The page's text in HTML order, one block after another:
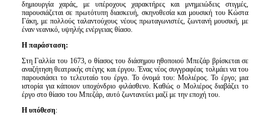
δημιουργία χαράς, με υπέροχους χαρακτήρες και μνημειώδεις στιγμές,
παρουσιάζεται σε πρωτότυπη διασκευή, σκηνοθεσία και μουσική του Κώστα
Γάκη, με πολλούς ταλαντούχους νέους πρωταγωνιστές, ζωντανή μουσική, με
έναν νεανικό, υψηλής ενέργειας θίασο.
Η παράσταση:
Στη Γαλλία του 1673, ο θίασος του διάσημου ηθοποιού Μπεζάρ βρίσκεται σε
αναζήτηση θεατρικής στέγης και έργου. Ένας νέος συγγραφέας τολμάει να του
παρουσιάσει το τελευταίο του έργο. Το όνομά του: Μολιέρος. Το έργο; μια
ιστορία για κάποιον υποχόνδριο φιλάσθενο. Καθώς ο Μολιέρος διαβάζει το
έργο στο θίασο του Μπεζάρ, αυτό ζωντανεύει μαζί με την εποχή του.
Η υπόθεση: